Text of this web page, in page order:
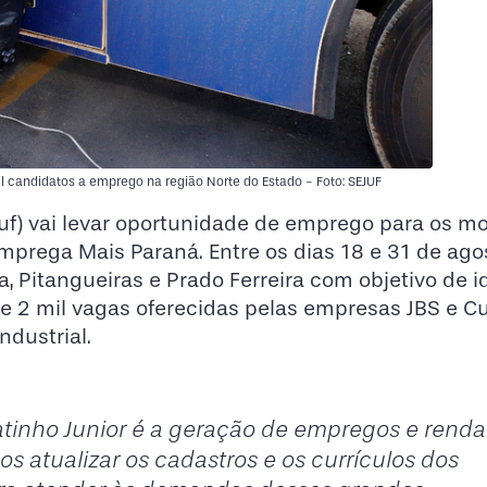
a emprego na região Norte do Estado - Foto: SEJUF
vai levar oportunidade de emprego para os
Mais Paraná. Entre os dias 18 e 31 de
Pitangueiras e Prado Ferreira com objetivo de
mil vagas oferecidas pelas empresas JBS e
Junior é a geração de empregos e
atualizar os cadastros e os currículos dos